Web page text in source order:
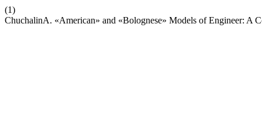
(1)
ChuchalinA. «American» and «Bolognese» Models of Engineer: A